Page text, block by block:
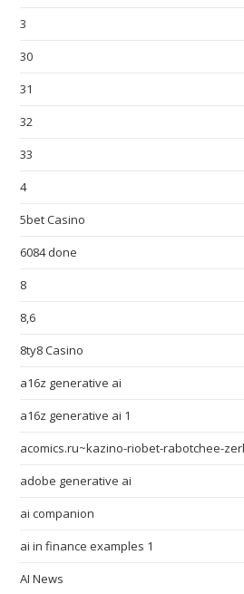
3
30
31
32
33
4
5bet Casino
6084 done
8
8,6
8ty8 Casino
a16z generative ai
a16z generative ai 1
acomics.ru~kazino-riobet-rabotchee-
adobe generative ai
ai companion
ai in finance examples 1
AI News